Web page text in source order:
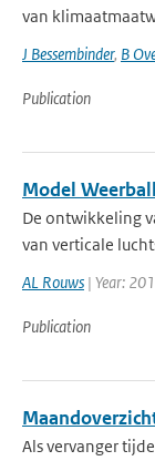
van
J Bessembinder, B
Publication
Model
De ontwikkeling
van verticale
AL Rouws | Year:
Publication
Als vervanger